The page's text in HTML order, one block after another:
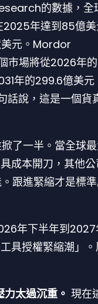
的數據，全
年達到85億美
元。Mordor
市場將從2026年的
年的299.6億美元
話說，這是一個貨
了一半。當全球
成本開刀，其他
跟進緊縮才是標
年下半年到
具授權緊縮潮」
太過沉重。 現在